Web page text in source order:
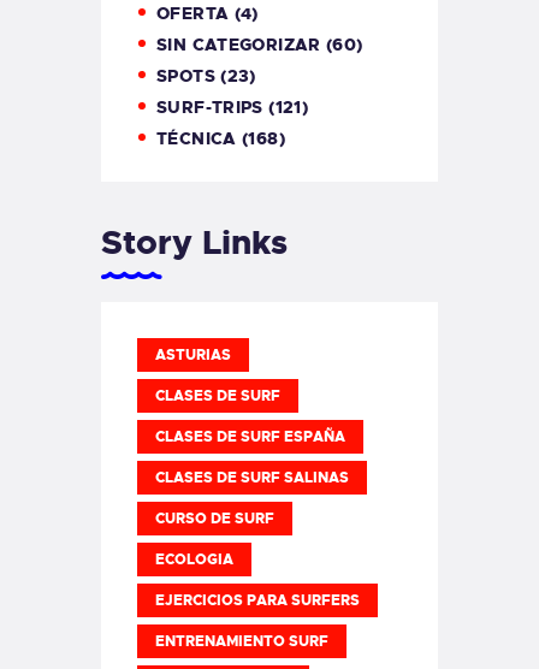
OFERTA (4)
SIN CATEGORIZAR (60)
SPOTS(23)
SURF-TRIPS (121)
TÉCNICA (168)
Story Links
ASTURIAS
CLASES DE SURF
CLASES DE SURF ESPAÑA
CLASES DE SURF SALINAS
CURSO DE SURF
ECOLOGIA
EJERCICIOS PARA SURFERS
ENTRENAMIENTO SURF